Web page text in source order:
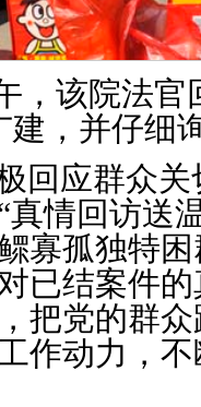
，该院法官
建，并仔细
回应群众
真情回访送
寡孤独特
已结案件
把党的群
作动力，